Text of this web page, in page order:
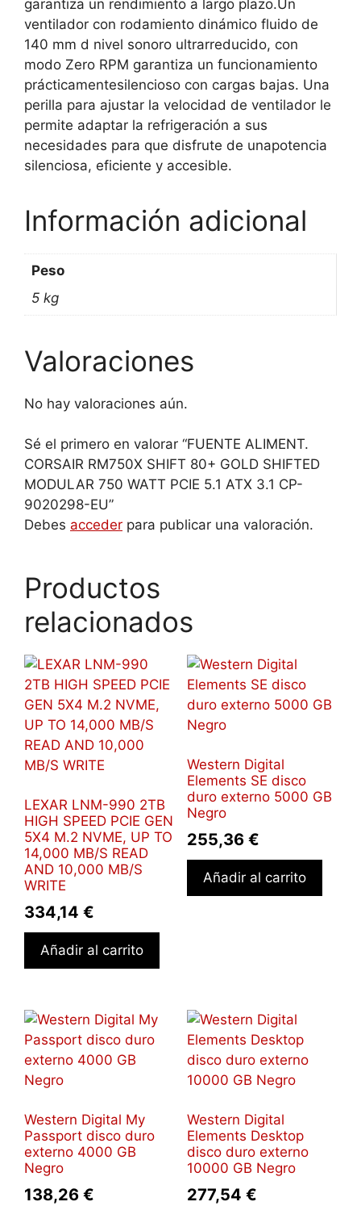
garantiza un rendimiento a largo plazo.Un
ventilador con rodamiento dinámico fluido de
140 mm d nivel sonoro ultrarreducido, con
modo Zero RPM garantiza un funcionamiento
prácticamentesilencioso con cargas bajas. Una
perilla para ajustar la velocidad de ventilador le
permite adaptar la refrigeración a sus
necesidades para que disfrute de unapotencia
silenciosa, eficiente y accesible.
Información adicional
Peso
5 kg
Valoraciones
No hay valoraciones aún.
Sé el primero en valorar “FUENTE ALIMENT.
CORSAIR RM750X SHIFT 80+ GOLD SHIFTED
MODULAR 750 WATT PCIE 5.1 ATX 3.1 CP-
9020298-EU”
Debes acceder para publicar una valoración.
Productos
relacionados
LEXAR LNM-990 2TB
HIGH SPEED PCIE GEN
5X4 M.2 NVME, UP TO
14,000 MB/S READ
AND 10,000 MB/S
WRITE
334,14 €
Añadir al carrito
Western Digital
Elements SE disco
duro externo 5000 GB
Negro
255,36 €
Añadir al carrito
Western Digital My
Passport disco duro
externo 4000 GB
Negro
138,26 €
Western Digital
Elements Desktop
disco duro externo
10000 GB Negro
277,54 €